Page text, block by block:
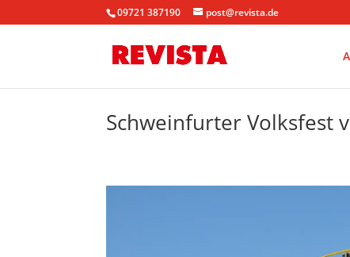
09721 387190 post@revista.de
Schweinfurter Volksfest